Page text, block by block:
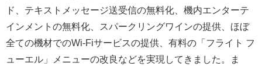
ド、テキストメッセージ送受信の無料化、機内エンターテ
インメントの無料化、スパークリングワインの提供、ほぼ
全ての機材でのWi-Fiサービスの提供、有料の「フライト フ
ューエル」メニューの改良などを実現してきました。ま